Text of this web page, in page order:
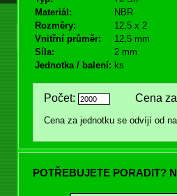
Materiál:
NBR
Rozměry:
12,5 x 2
Vnitřní průměr:
12,5 mm
Síla:
2 mm
Jednotka / balení: ks
Počet: Cena za
Cena za jednotku se odvíjí od
POTŘEBUJETE PORADIT?